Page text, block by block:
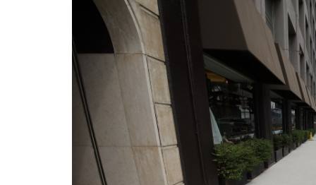
一部は荷捌き用の停車場が確保されています